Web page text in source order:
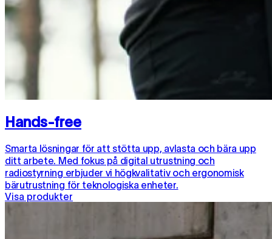
Hands-free
Smarta lösningar för att stötta upp, avlasta och bära upp
ditt arbete. Med fokus på digital utrustning och
radiostyrning erbjuder vi högkvalitativ och ergonomisk
bärutrustning för teknologiska enheter.
Visa produkter